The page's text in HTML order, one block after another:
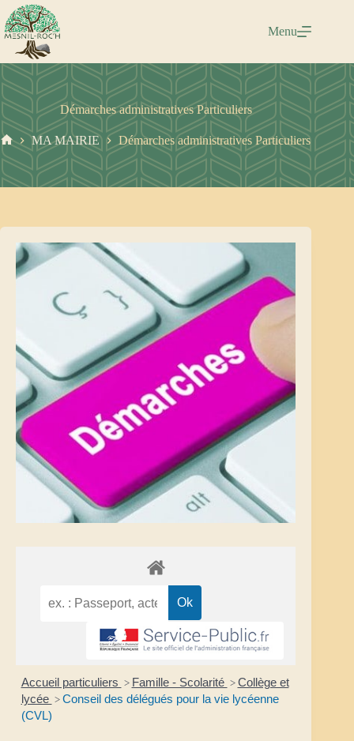
Passer
au
contenu
Menu
Démarches administratives Particuliers
Accueil
MA MAIRIE Démarches administratives Particuliers
Accueil particuliers > Famille - Scolarité > Collège et
lycée > Conseil des délégués pour la vie lycéenne
(CVL)